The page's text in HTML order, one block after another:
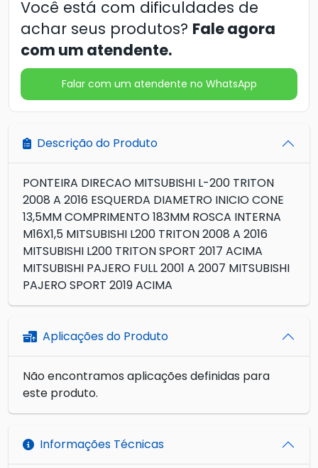
Você está com dificuldades de
achar seus produtos? Fale agora
com um atendente.
Falar com um atendente no WhatsApp
Descrição do Produto
PONTEIRA DIRECAO MITSUBISHI L-200 TRITON
2008 A 2016 ESQUERDA DIAMETRO INICIO CONE
13,5MM COMPRIMENTO 183MM ROSCA INTERNA
M16X1,5 MITSUBISHI L200 TRITON 2008 A 2016
MITSUBISHI L200 TRITON SPORT 2017 ACIMA
MITSUBISHI PAJERO FULL 2001 A 2007 MITSUBISHI
PAJERO SPORT 2019 ACIMA
Aplicações do Produto
Não encontramos aplicações definidas para
este produto.
Informações Técnicas